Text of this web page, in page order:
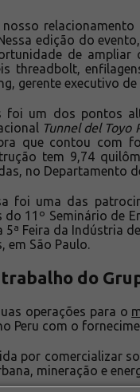
edição do
de ampliar
threadbolt,
gerente executivo
foi um dos pontos
Tunnel del Toyo
que contou com
tem 9,74
no Departamento
foi uma das
11º Seminário de
Feira da Indústria
em São Paulo.
trabalho do
operações para o
Peru com o
por comercializar
mineração e